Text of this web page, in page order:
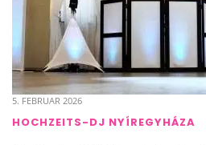
5. FEBRUAR 2026
HOCHZEITS-DJ NYÍREGYHÁZA